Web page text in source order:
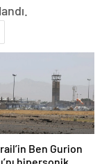
Ben Gurion